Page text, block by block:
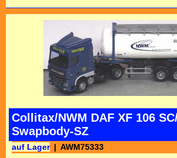
Collitax/NWM DAF XF 106
Swapbody-SZ
auf Lager AWM75333